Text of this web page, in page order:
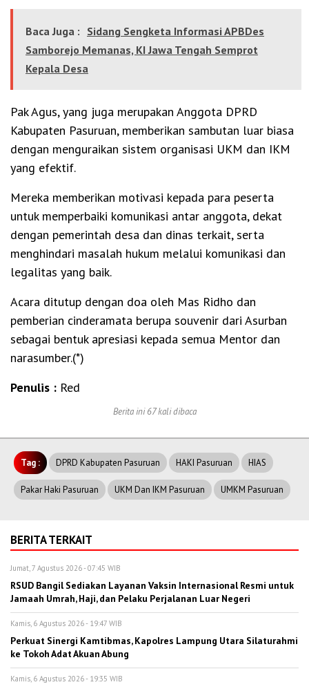
Baca Juga : Sidang Sengketa Informasi APBDes
Samborejo Memanas, KI Jawa Tengah Semprot
Kepala Desa
Pak Agus, yang juga merupakan Anggota DPRD
Kabupaten Pasuruan, memberikan sambutan luar biasa
dengan menguraikan sistem organisasi UKM dan IKM
yang efektif.
Mereka memberikan motivasi kepada para peserta
untuk memperbaiki komunikasi antar anggota, dekat
dengan pemerintah desa dan dinas terkait, serta
menghindari masalah hukum melalui komunikasi dan
legalitas yang baik.
Acara ditutup dengan doa oleh Mas Ridho dan
pemberian cinderamata berupa souvenir dari Asurban
sebagai bentuk apresiasi kepada semua Mentor dan
narasumber.(*)
Penulis : Red
Berita ini 67 kali dibaca
Tag : DPRD Kabupaten Pasuruan HAKI Pasuruan HIAS
Pakar Haki Pasuruan UKM Dan IKM Pasuruan UMKM Pasuruan
BERITA TERKAIT
Jumat, 7 Agustus 2026 - 07:45 WIB
RSUD Bangil Sediakan Layanan Vaksin Internasional Resmi untuk
Jamaah Umrah, Haji, dan Pelaku Perjalanan Luar Negeri
Kamis, 6 Agustus 2026 - 19:47 WIB
Perkuat Sinergi Kamtibmas, Kapolres Lampung Utara Silaturahmi
ke Tokoh Adat Akuan Abung
Kamis, 6 Agustus 2026 - 19:35 WIB